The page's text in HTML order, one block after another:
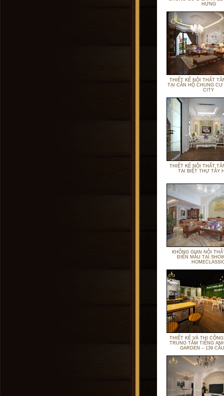
HƯNG
THIẾT KẾ NỘI THẤT
TẠI CĂN HỘ CHUNG CƯ
CITY
THIẾT KẾ NỘI THẤT
TẠI BIỆT THỰ TÂY
KHÔNG GIAN NỘI
ĐIỂN MẪU TẠI
THIẾT KẾ VÀ THI
TRUNG TÂM TIẾNG
GARDEN – 139